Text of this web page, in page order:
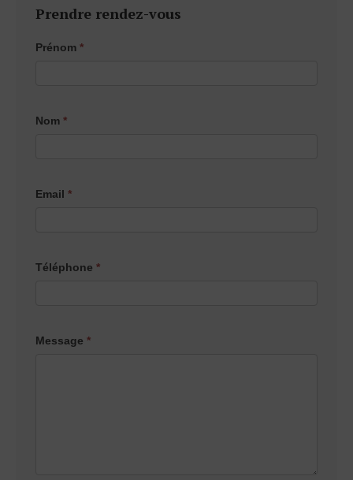
Prendre rendez-vous
Page
Prénom *
Nom *
Email *
Téléphone *
Message *